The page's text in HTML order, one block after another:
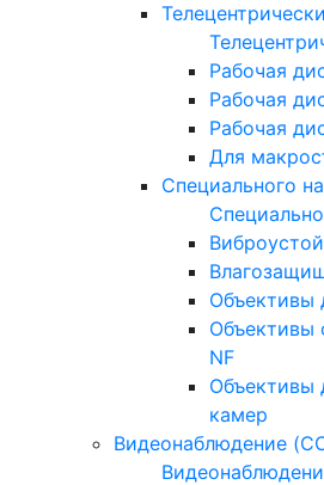
Рабочая
Рабочая
Рабочая
Для
Специального
Объективы
Объективы
NF
Объективы
камер
Видеонаблюдение